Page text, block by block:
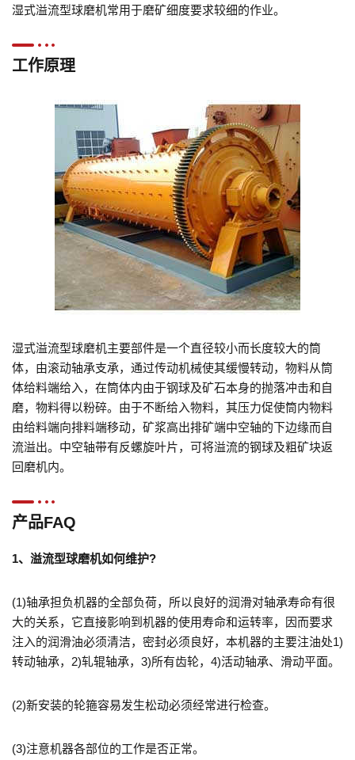
湿式溢流型球磨机常用于磨矿细度要求较细的作业。
工作原理
湿式溢流型球磨机主要部件是一个直径较小而长度较大的筒
体，由滚动轴承支承，通过传动机械使其缓慢转动，物料从筒
体给料端给入，在筒体内由于钢球及矿石本身的抛落冲击和自
磨，物料得以粉碎。由于不断给入物料，其压力促使筒内物料
由给料端向排料端移动，矿浆高出排矿端中空轴的下边缘而自
流溢出。中空轴带有反螺旋叶片，可将溢流的钢球及粗矿块返
回磨机内。
产品FAQ
1、溢流型球磨机如何维护?
(1)轴承担负机器的全部负荷，所以良好的润滑对轴承寿命有很
大的关系，它直接影响到机器的使用寿命和运转率，因而要求
注入的润滑油必须清洁，密封必须良好，本机器的主要注油处1)
转动轴承， 2)轧辊轴承， 3)所有齿轮， 4)活动轴承、滑动平面。
(2)新安装的轮箍容易发生松动必须经常进行检查。
(3)注意机器各部位的工作是否正常。